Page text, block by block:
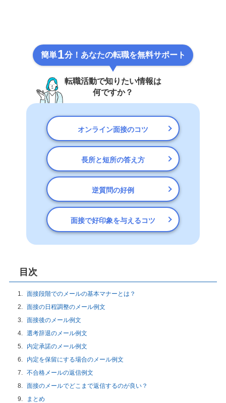
簡単1分！あなたの転職を無料サポート
転職活動で知りたい情報は
何ですか？
オンライン面接のコツ
長所と短所の答え方
逆質問の好例
面接で好印象を与えるコツ
目次
面接段階でのメールの基本マナーとは？
面接の日程調整のメール例文
面接後のメール例文
選考辞退のメール例文
内定承諾のメール例文
内定を保留にする場合のメール例文
不合格メールの返信例文
面接のメールでどこまで返信するのが良い？
まとめ